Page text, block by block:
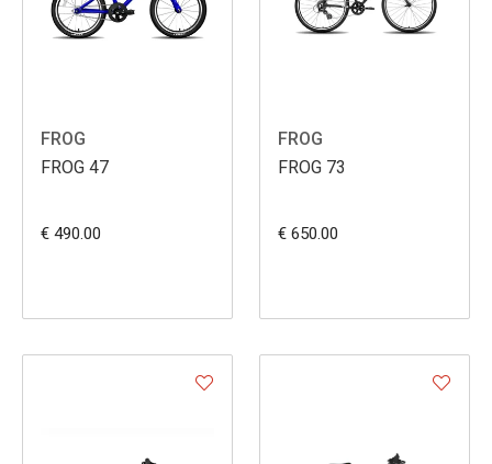
FROG
FROG 47
€ 490.00
FROG
FROG 73
€ 650.00